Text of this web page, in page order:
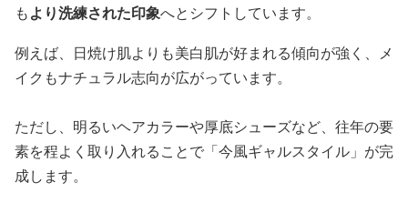
もより洗練された印象へとシフトしています。
例えば、日焼け肌よりも美白肌が好まれる傾向が強く、メ
イクもナチュラル志向が広がっています。
ただし、明るいヘアカラーや厚底シューズなど、往年の要
素を程よく取り入れることで「今風ギャルスタイル」が完
成します。